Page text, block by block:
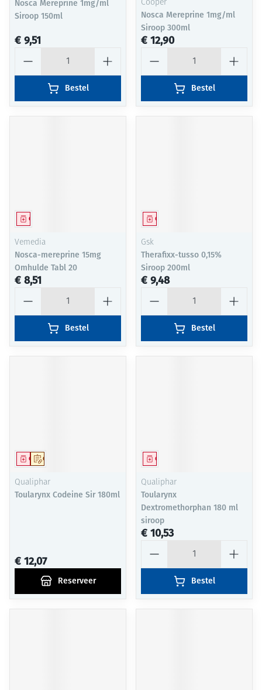
Nosca Mereprine 1mg/ml
Siroop 150ml
€ 9,51
Bestel
Cooper
Nosca Mereprine 1mg/ml
Siroop 300ml
€ 12,90
Bestel
Geneesmiddel
Vemedia
Nosca-mereprine 15mg
Omhulde Tabl 20
€ 8,51
Bestel
Geneesmiddel
Gsk
Therafixx-tusso 0,15%
Siroop 200ml
€ 9,48
Bestel
Op voorschrift
Geneesmiddel
Qualiphar
Toularynx Codeine Sir 180ml
€ 12,07
Reserveer
Geneesmiddel
Qualiphar
Toularynx
Dextromethorphan 180 ml
siroop
€ 10,53
Bestel